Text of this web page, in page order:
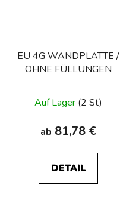
EU 4G WANDPLATTE /
OHNE FÜLLUNGEN
Auf Lager (2 St)
ab 81,78 €
DETAIL